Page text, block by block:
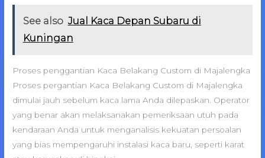
See also Jual Kaca Depan Subaru di
Kuningan
Proses penggantian Kaca Belakang Custom di Majalengka
Proses pergantian Kaca Belakang Custom di Majalengka
dimulai jauh sebelum kaca lama Anda dilepaskan. Operator
yang benar akan melaksanakan pemeriksaan utuh pada
kendaraan Anda untuk menganalisis kekuatan persoalan
yang bias mempengaruhi instalasi kaca baru, seperti karat